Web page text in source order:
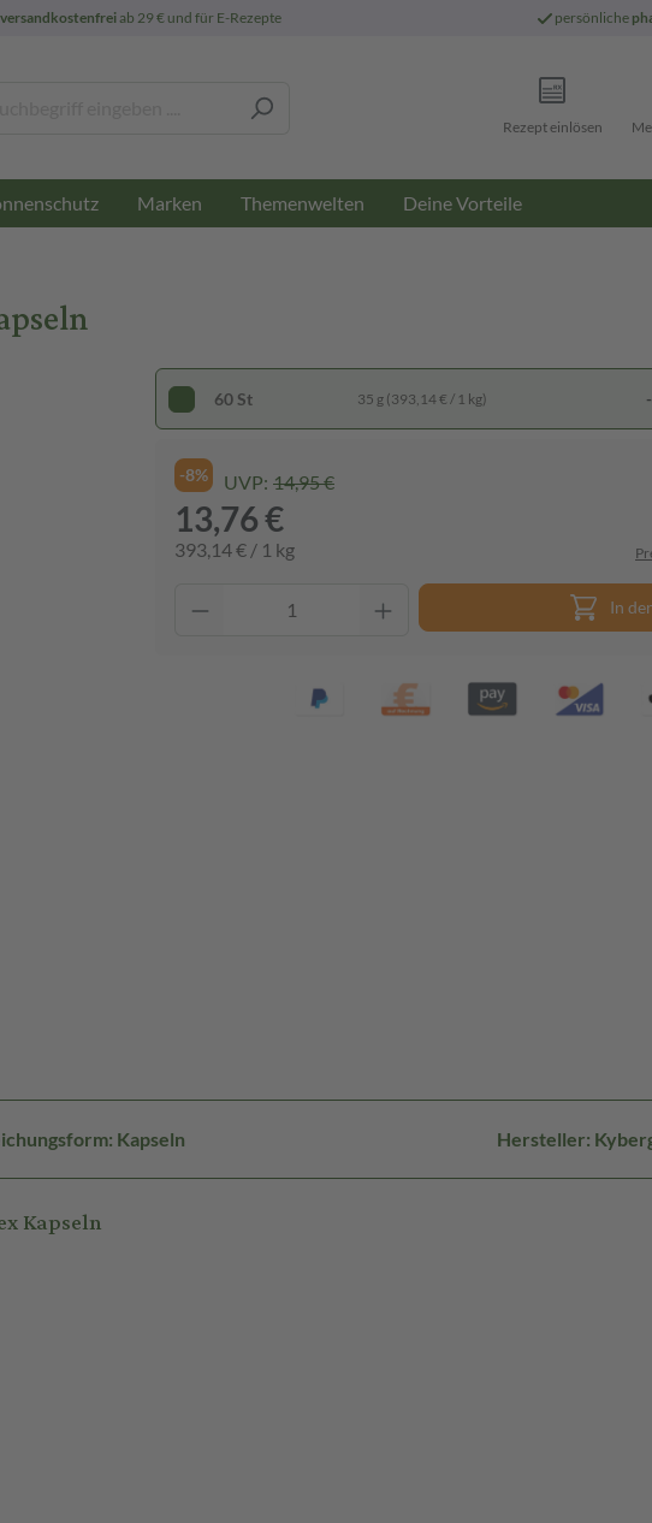
versandkostenfreiab 29 € und für E-Rezepte persönliche
Rezept einlösen
Marken Themenwelten Deine Vorteile
60 St 35 g (393,14 € / 1 kg)
-8% UVP: 14,95 €
13,76 €
393,14 € / 1 kg
In
Kapseln Hersteller:
Kapseln